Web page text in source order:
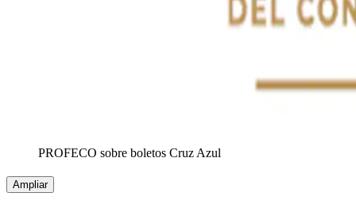
PROFECO sobre boletos Cruz Azul
Ampliar